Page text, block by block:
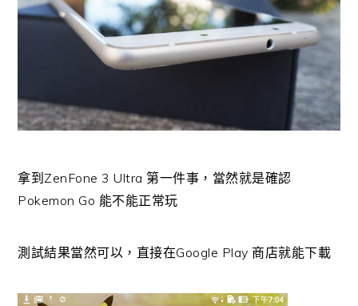
拿到ZenFone 3 Ultra 第一件事，當然就是確認
Pokemon Go 能不能正常玩
測試結果當然可以，直接在Google Play 商店就能下載